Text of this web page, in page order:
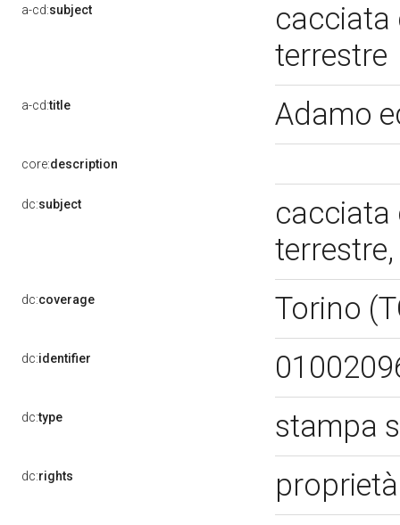
a-cd:subject
cacciata
terrestre
a-cd:title Adamo
core:description
dc:subject
cacciata
dc:coverage Torino
dc:identifier
dc:type stampa
dc:rights